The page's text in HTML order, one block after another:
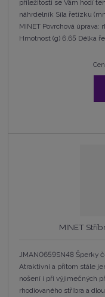
příležitosti se Vám hodí
náhrdelník Síla řetízku
MINET Povrchová
Hmotnost (g) 6,65 Délka
MINET
JMAN0659SN48 Šperky
Atraktivní a přitom stále
nošení i při výjimečných
rhodiovaného stříbra a